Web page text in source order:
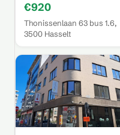
€920
Thonissenlaan 63 bus 1.6,
3500 Hasselt